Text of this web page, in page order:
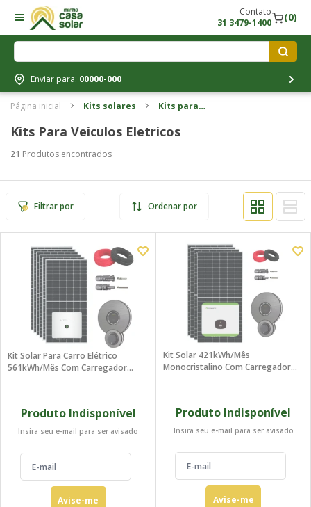
Contato
31 3479-1400
(0)
Enviar para: 00000-000
Página inicial Kits solares
Kits para
eletricos
Kits Para Veiculos Eletricos
21 Produtos encontrados
Filtrar por Ordenar por
Kit Solar Para Carro Elétrico
561kWh/mês Com Carregador
Produto Indisponível
Insira seu e-mail para ser avisado
Avise-me
Kit Solar 421kWh/mês
Monocristalino Com Carregador
Produto Indisponível
Insira seu e-mail para ser avisado
Avise-me